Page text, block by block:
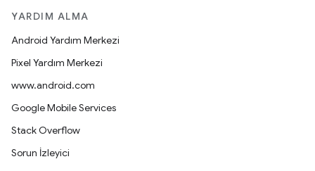
YARDIM ALMA
Android Yardım Merkezi
Pixel Yardım Merkezi
www.android.com
Google Mobile Services
Stack Overflow
Sorun İzleyici